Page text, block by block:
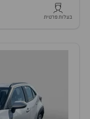
בעלות פרטית